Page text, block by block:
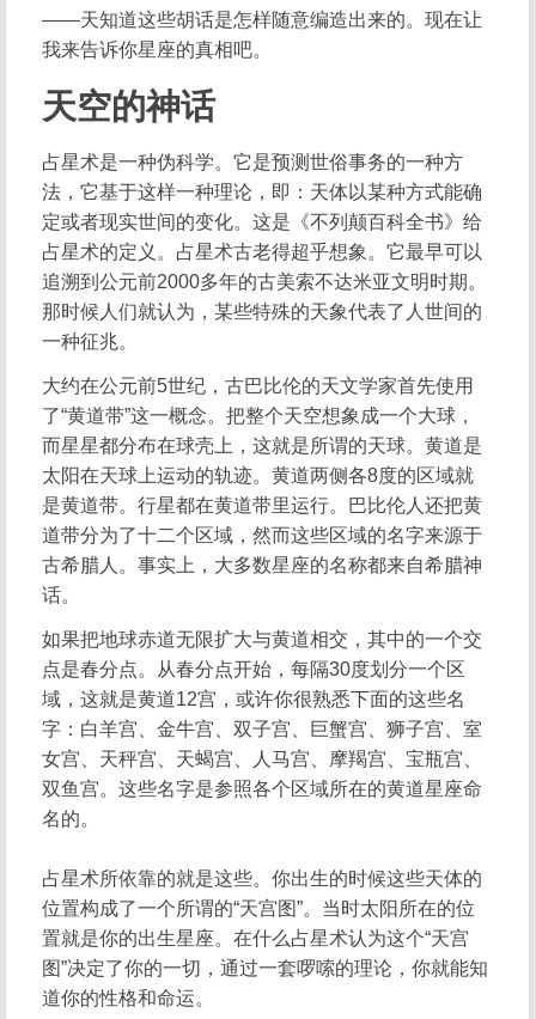
——天知道这些胡话是怎样随意编造出来的。现在让
我来告诉你星座的真相吧。
天空的神话
占星术是一种伪科学。它是预测世俗事务的一种方
法，它基于这样一种理论，即：天体以某种方式能确
定或者现实世间的变化。这是《不列颠百科全书》给
占星术的定义。占星术古老得超乎想象。它最早可以
追溯到公元前2000多年的古美索不达米亚文明时期。
那时候人们就认为，某些特殊的天象代表了人世间的
一种征兆。
大约在公元前5世纪，古巴比伦的天文学家首先使用
了“黄道带”这一概念。把整个天空想象成一个大球，
而星星都分布在球壳上，这就是所谓的天球。黄道是
太阳在天球上运动的轨迹。黄道两侧各8度的区域就
是黄道带。行星都在黄道带里运行。巴比伦人还把黄
道带分为了十二个区域，然而这些区域的名字来源于
古希腊人。事实上，大多数星座的名称都来自希腊神
话。
如果把地球赤道无限扩大与黄道相交，其中的一个交
点是春分点。从春分点开始，每隔30度划分一个区
域，这就是黄道12宫，或许你很熟悉下面的这些名
字：白羊宫、金牛宫、双子宫、巨蟹宫、狮子宫、室
女宫、天秤宫、天蝎宫、人马宫、摩羯宫、宝瓶宫、
双鱼宫。这些名字是参照各个区域所在的黄道星座命
名的。
占星术所依靠的就是这些。你出生的时候这些天体的
位置构成了一个所谓的“天宫图”。当时太阳所在的位
置就是你的出生星座。在什么占星术认为这个“天宫
图”决定了你的一切，通过一套啰嗦的理论，你就能知
道你的性格和命运。